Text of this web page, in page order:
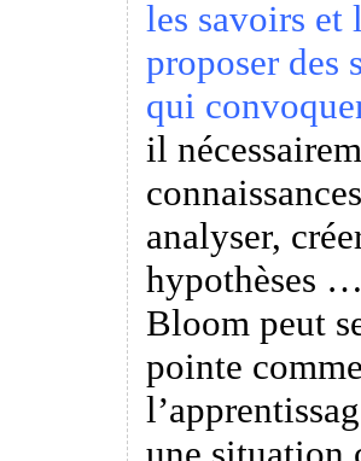
les savoirs et
proposer des
qui
il
analyser,
hypothèses
Bloom peut
pointe